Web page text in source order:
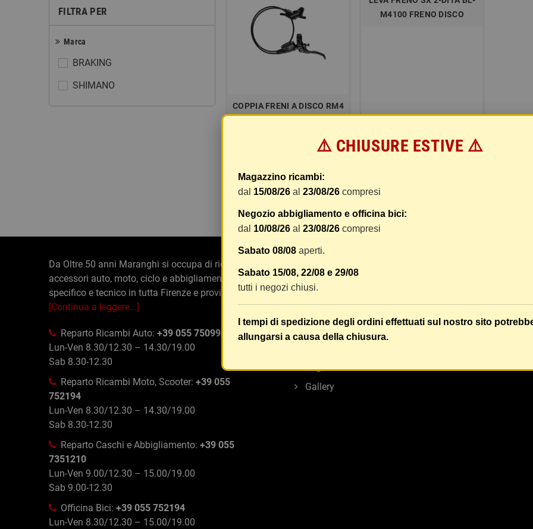
FILTRA PER
Marca
BRAKING
SHIMANO
COPPIA FRENI A DISCO RM4
COMPRA
M4100 FRENO DISCO
30,99 € DETTAGLI
Visualizzati 1-2 su 2 articoli
⚠️ CHIUSURE ESTIVE ⚠️
Magazzino ricambi:
dal 15/08/26 al 23/08/26 compresi
Negozio abbigliamento e officina bici:
dal 10/08/26 al 23/08/26 compresi
Sabato 08/08 aperti.
Sabato 15/08, 22/08 e 29/08
tutti i negozi chiusi.
I tempi di spedizione degli ordini effettuati sul nostro sito
allungarsi a causa della chiusura.
Da Oltre 50 anni Maranghi si occupa di ricambi e
accessori auto, moto, ciclo e abbigliamento
specifico e tecnico in tutta Firenze e provincia
[Continua a leggere...]
Reparto Ricambi Auto: +39 055 750996
Lun-Ven 8.30/12.30 – 14.30/19.00
Sab 8.30-12.30
Reparto Ricambi Moto, Scooter: +39 055
752194
Lun-Ven 8.30/12.30 – 14.30/19.00
Sab 8.30-12.30
Reparto Caschi e Abbigliamento: +39 055
7351210
Lun-Ven 9.00/12.30 – 15.00/19.00
Sab 9.00-12.30
Officina Bici: +39 055 752194
Lun-Ven 8.30/12.30 – 15.00/19.00
Best Seller
Nuovi
Modifica
Privacy Policy
Cookie Policy
Termini e condizioni d'uso
Regole sui resi
Gallery